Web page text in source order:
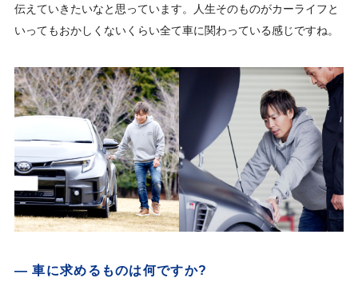
伝えていきたいなと思っています。人生そのものがカーライフと
いってもおかしくないくらい全て車に関わっている感じですね。
— 車に求めるものは何ですか?